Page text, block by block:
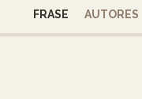
FRASE
AUTORES